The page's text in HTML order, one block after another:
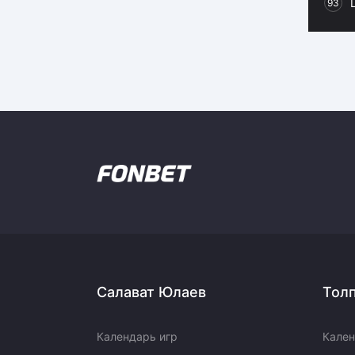
93
Салават Юлаев
Календарь игр